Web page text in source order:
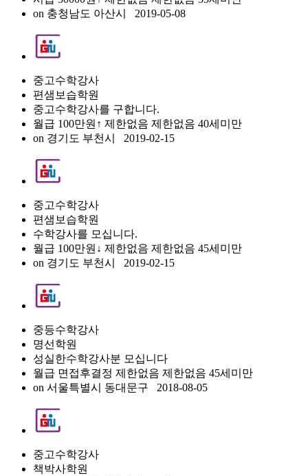
on 충청남도 아산시 2019-05-08
중고수학강사
편샘보습학원
중고수학강사를 구합니다.
월급 100만원↑ 제한없음 제한없음 40세미만
on 경기도 부천시 2019-02-15
중고수학강사
편샘보습학원
수학강사를 모십니다.
월급 100만원↓ 제한없음 제한없음 45세미만
on 경기도 부천시 2019-02-15
중등수학강사
명선학원
성실한수학강사분 모십니다
월급 면접후결정 제한없음 제한없음 45세미만
on 서울특별시 동대문구 2018-08-05
중고수학강사
책박사학원